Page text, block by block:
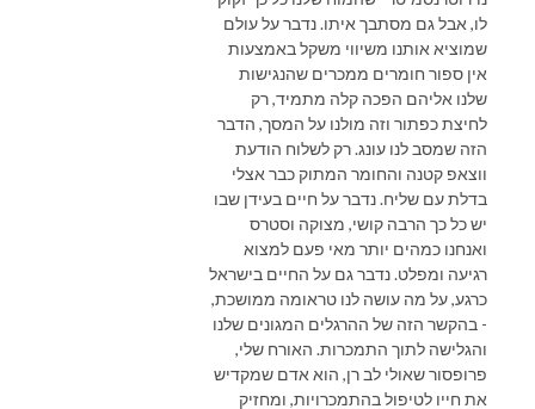
לו, אבל גם מסתבך איתו. נדבר על עולם
שמוציא אותנו משיווי משקל באמצעות
אין ספור חומרים ממכרים שהנגישות
שלנו אליהם הפכה קלה מתמיד, רק
לחיצת כפתור וזה מולנו על המסך, הדבר
הזה שמסב לנו עונג. רק לשלוח הודעת
ווצאפ קטנה והחומר המתוק כבר אצלי
בדלת עם שליח. נדבר על חיים בעידן שבו
יש כל כך הרבה קושי, מצוקה וסטרס
ואנחנו כמהים יותר מאי פעם למצוא
רגיעה ומפלט. נדבר גם על החיים בישראל
כרגע, על מה עושה לנו טראומה ממושכת,
- בהקשר הזה של ההרגלים המגונים שלנו
והגלישה לתוך התמכרות. האורח שלי,
פרופסור שאולי לב רן, הוא אדם שמקדיש
את חייו לטיפול בהתמכרויות, ומחזיק